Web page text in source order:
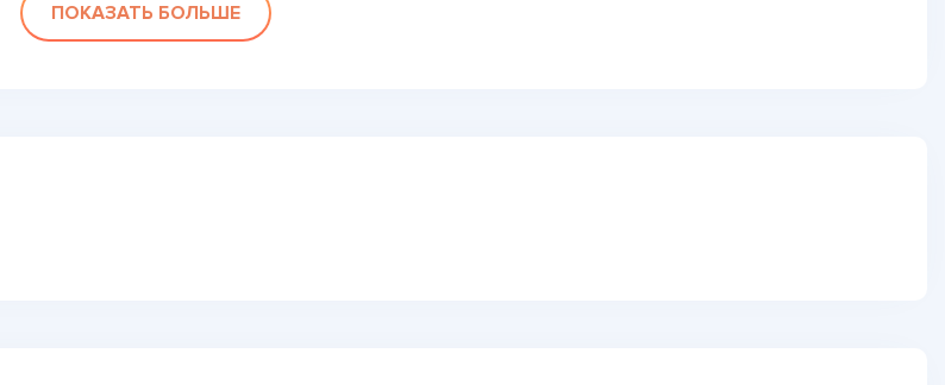
ПОКАЗАТЬ БОЛЬШЕ